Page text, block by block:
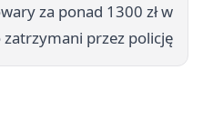
za ponad 1300 zł w
zatrzymani przez policję